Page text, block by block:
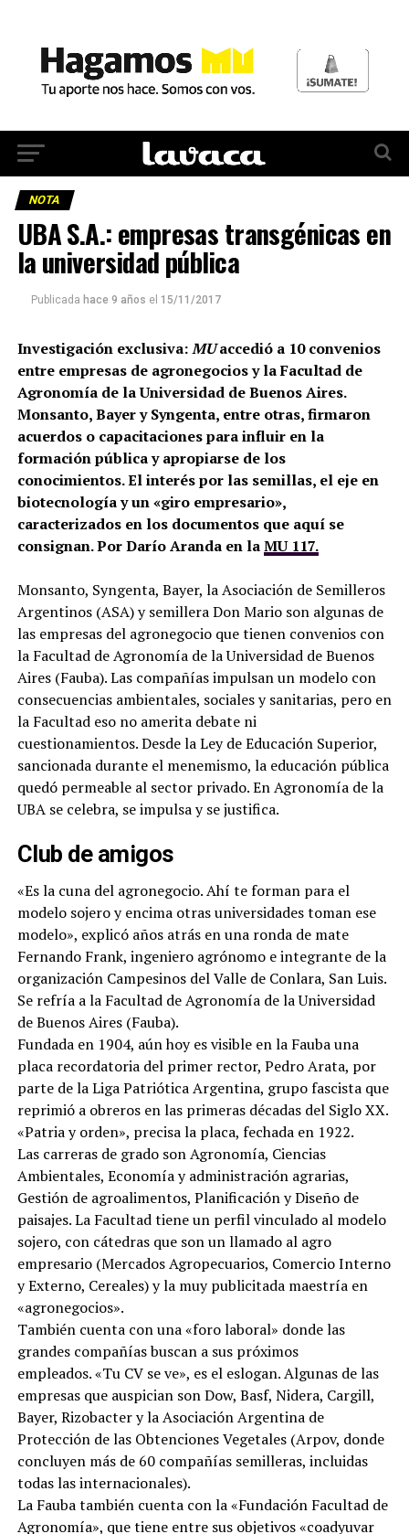
NOTA
UBA S.A.: empresas transgénicas en
la universidad pública
Publicada hace 9 años el 15/11/2017
Investigación exclusiva:MUaccedió a 10 convenios
entre empresas de agronegocios y la Facultad de
Agronomía de la Universidad de Buenos Aires.
Monsanto, Bayer y Syngenta, entre otras, firmaron
acuerdos o capacitaciones para influir en la
formación pública y apropiarse de los
conocimientos. El interés por las semillas, el eje en
biotecnología y un «giro empresario»,
caracterizadosen los documentos que aquí se
consignan.Por Darío Aranda en laMU 117.
Monsanto, Syngenta, Bayer, la Asociación de Semilleros
Argentinos (ASA) y semillera Don Mario son algunas de
las empresas del agronegocio que tienen convenios con
la Facultad de Agronomía de la Universidad de Buenos
Aires (Fauba). Las compañías impulsan un modelo con
consecuencias ambientales, sociales y sanitarias, pero en
la Facultad eso no amerita debate ni
cuestionamientos. Desde la Ley de Educación Superior,
sancionada durante el menemismo, la educación pública
quedó permeable al sector privado. En Agronomía de la
UBA se celebra, se impulsa y se justifica.
Club de amigos
«Es la cuna del agronegocio. Ahí te forman para el
modelo sojero y encima otras universidades toman ese
modelo», explicó años atrás en una ronda de mate
Fernando Frank, ingeniero agrónomo e integrante de la
organización Campesinos del Valle de Conlara, San Luis.
Se refría a la Facultad de Agronomía de la Universidad
de Buenos Aires (Fauba).
Fundada en 1904, aún hoy es visible en la Fauba una
placa recordatoria del primer rector, Pedro Arata, por
parte de la Liga Patriótica Argentina, grupo fascista que
reprimió a obreros en las primeras décadas del Siglo XX.
«Patria y orden», precisa la placa, fechada en 1922.
Las carreras de grado son Agronomía, Ciencias
Ambientales, Economía y administración agrarias,
Gestión de agroalimentos, Planificación y Diseño de
paisajes. La Facultad tiene un perfil vinculado al modelo
sojero, con cátedras que son un llamado al agro
empresario (Mercados Agropecuarios, Comercio Interno
y Externo, Cereales) y la muy publicitada maestría en
«agronegocios».
También cuenta con una «foro laboral» donde las
grandes compañías buscan a sus próximos
empleados. «Tu CV se ve», es el eslogan. Algunas de las
empresas que auspician son Dow, Basf, Nidera, Cargill,
Bayer, Rizobacter y la Asociación Argentina de
Protección de las Obtenciones Vegetales (Arpov, donde
concluyen más de 60 compañías semilleras, incluidas
todas las internacionales).
La Fauba también cuenta con la «Fundación Facultad de
Agronomía», que tiene entre sus objetivos «coadyuvar